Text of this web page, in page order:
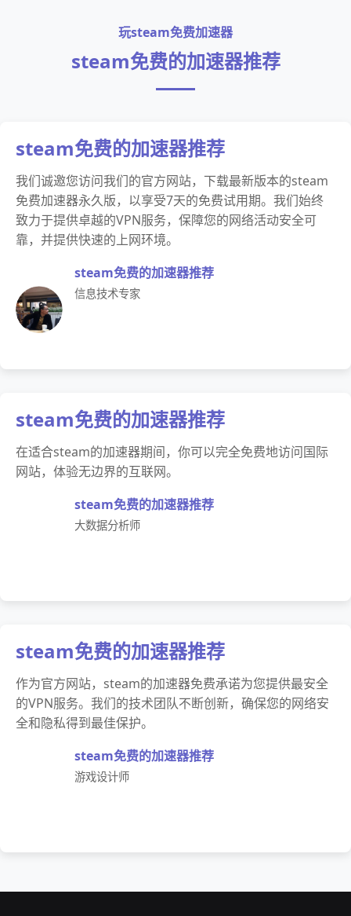
玩steam免费加速器
steam免费的加速器推荐
steam免费的加速器推荐
我们诚邀您访问我们的官方网站，下载最新版本的steam
免费加速器永久版，以享受7天的免费试用期。我们始终
致力于提供卓越的VPN服务，保障您的网络活动安全可
靠，并提供快速的上网环境。
steam免费的加速器推荐
信息技术专家
steam免费的加速器推荐
在适合steam的加速器期间，你可以完全免费地访问国际
网站，体验无边界的互联网。
steam免费的加速器推荐
大数据分析师
steam免费的加速器推荐
作为官方网站，steam的加速器免费承诺为您提供最安全
的VPN服务。我们的技术团队不断创新，确保您的网络安
全和隐私得到最佳保护。
steam免费的加速器推荐
游戏设计师